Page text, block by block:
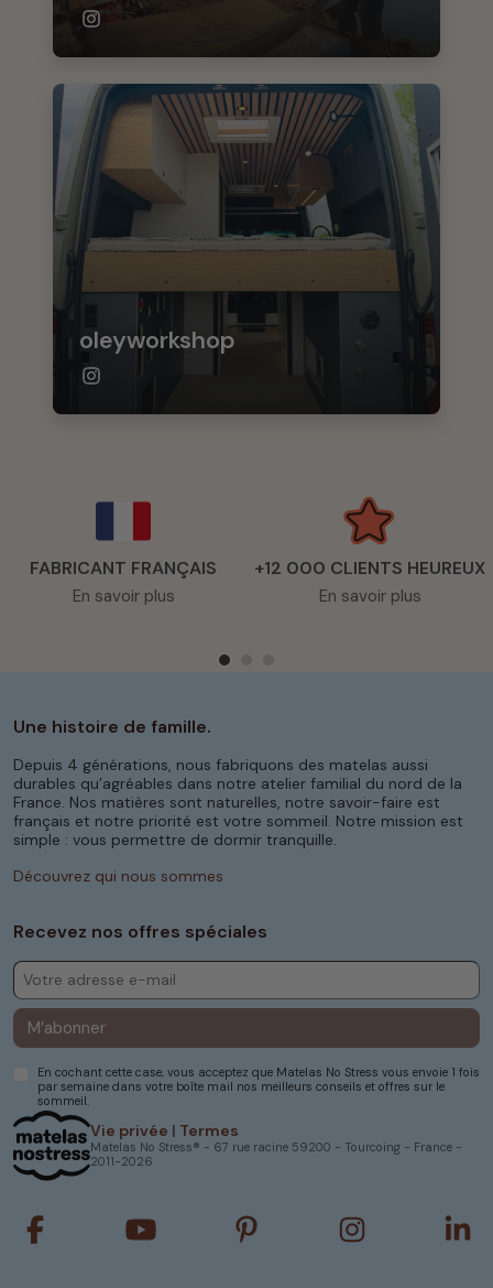
oleyworkshop
FABRICANT FRANÇAIS
En savoir plus
+12 000 CLIENTS HEUREUX
En savoir plus
Vie privée | Termes
Matelas No Stress® - 67 rue racine 59200 - Tourcoing - France -
2011-2026
Une histoire de famille.
Depuis 4 générations, nous fabriquons des matelas aussi
durables qu’agréables dans notre atelier familial du nord de la
France. Nos matières sont naturelles, notre savoir-faire est
français et notre priorité est votre sommeil. Notre mission est
simple : vous permettre de dormir tranquille.
Découvrez qui nous sommes
Recevez nos offres spéciales
M’abonner
En cochant cette case, vous acceptez que Matelas No Stress vous envoie 1 fois
par semaine dans votre boîte mail nos meilleurs conseils et offres sur le
sommeil.